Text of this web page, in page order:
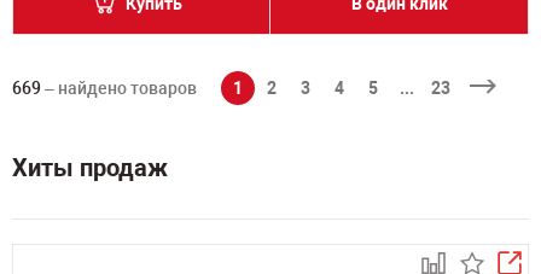
669– найдено товаров 1 2 3 4 5 ... 23
Хиты продаж